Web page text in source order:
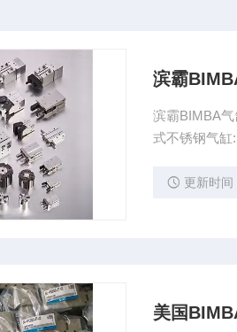
滨霸
滨霸BIMBA
式不锈钢气缸
更新时间
美国